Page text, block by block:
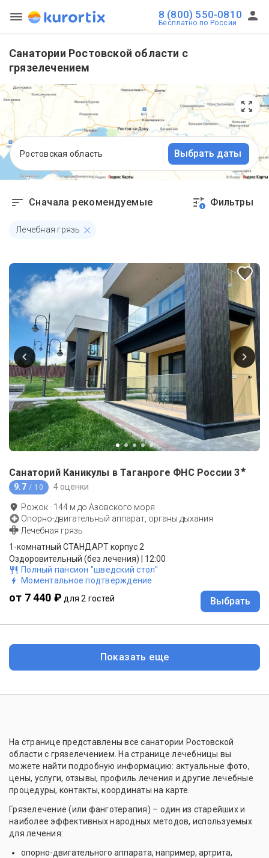
8 (800) 550-0810
Бесплатно по России
Санатории Ростовской области с
грязелечением
Ростовская область Выбрать даты
Сначала рекомендуемые 1 Фильтры
Лечебная грязь
Санаторий Каникулы в Таганроге ФНС России 3★
9.7 / 10 4 оценки
Рожок · 144 м до Азовского моря
Опорно-двигательный аппарат, органы дыхания
Лечебная грязь
1-комнатный СТАНДАРТ корпус 2
Оздоровительный (без лечения) | 12:00
Полный пансион "шведский стол"
Моментальное подтверждение
от 7 440 ₽ для 2 гостей Выбрать
Показать еще
На странице представлены все санатории Ростовской
области с грязелечением. На странице лечебницы вы
можете найти подробную информацию: актуальные фото,
цены, услуги, отзывы, профиль лечения и другие лечебные
процедуры, контакты, координаты на карте.
Грязелечение (или фанготерапия) – один из старейших и
наиболее эффективных народных методов, используемых
для лечения:
опорно-двигательного аппарата, например, артрита,